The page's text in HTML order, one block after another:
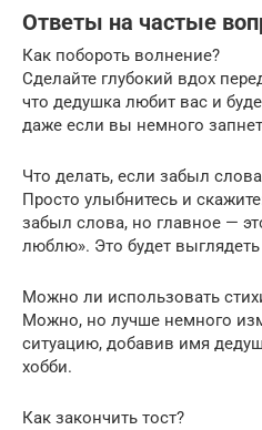
Ответы на частые
Как побороть волнение?
Сделайте глубокий вдох
что дедушка любит вас и
даже если вы немного
Что делать, если забыл
Просто улыбнитесь и
забыл слова, но главное —
люблю». Это будет выглядеть
Можно ли использовать
Можно, но лучше немного
ситуацию, добавив имя
хобби.
Как закончить тост?